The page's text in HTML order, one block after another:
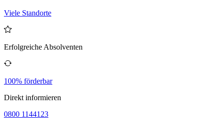
Viele Standorte
Erfolgreiche Absolventen
100% förderbar
Direkt informieren
0800 1144123